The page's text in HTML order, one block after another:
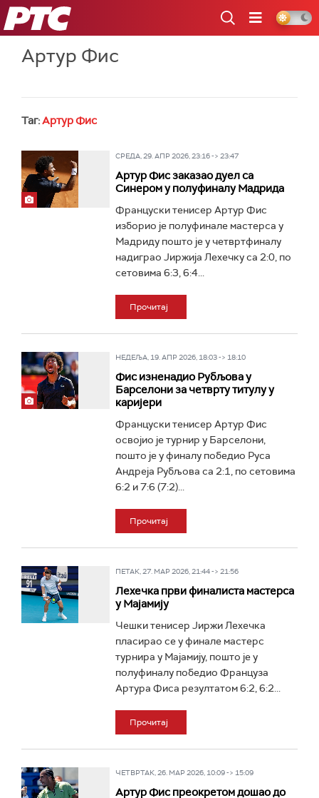
РТС
Артур Фис
Таг:Артур Фис
СРЕДА, 29. АПР 2026, 23:16 -> 23:47
Артур Фис заказао дуел са
Синером у полуфиналу Мадрида
Француски тенисер Артур Фис
изборио је полуфинале мастерса у
Мадриду пошто је у четвртфиналу
надиграо Јиржија Лехечку са 2:0, по
сетовима 6:3, 6:4...
Прочитај
НЕДЕЉА, 19. АПР 2026, 18:03 -> 18:10
Фис изненадио Рубљова у
Барселони за четврту титулу у
каријери
Француски тенисер Артур Фис
освојио је турнир у Барселони,
пошто је у финалу победио Руса
Андреја Рубљова са 2:1, по сетовима
6:2 и 7:6 (7:2)...
Прочитај
ПЕТАК, 27. МАР 2026, 21:44 -> 21:56
Лехечка први финалиста мастерса
у Мајамију
Чешки тенисер Јиржи Лехечка
пласирао се у финале мастерс
турнира у Мајамију, пошто је у
полуфиналу победио Француза
Артура Фиса резултатом 6:2, 6:2...
Прочитај
ЧЕТВРТАК, 26. МАР 2026, 10:09 -> 15:09
Артур Фис преокретом дошао до